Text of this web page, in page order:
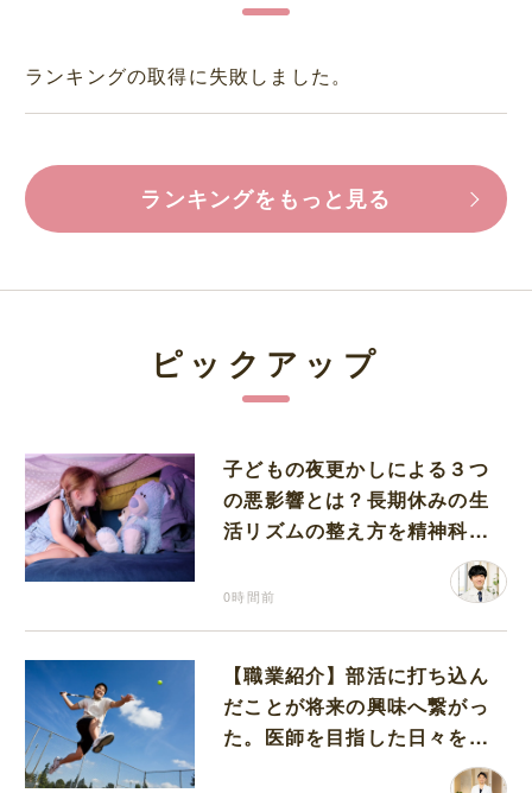
ランキングの取得に失敗しました。
ランキングをもっと見る
ピックアップ
子どもの夜更かしによる３つ
の悪影響とは？長期休みの生
活リズムの整え方を精神科医
0時間前
【職業紹介】部活に打ち込ん
だことが将来の興味へ繋がっ
た。医師を目指した日々を振